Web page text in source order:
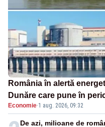
România în alertă
Dunăre care pune în
cunoscută de pe vremea
Economie·1 aug. 2026, 09:32
De azi, milioane de